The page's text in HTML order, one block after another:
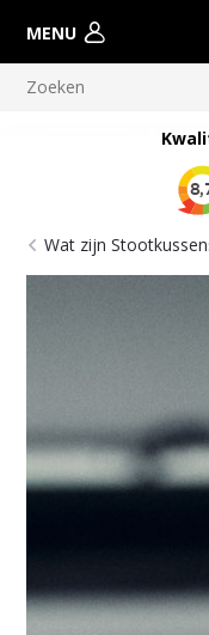
MENU
Meer dan
Wat zijn